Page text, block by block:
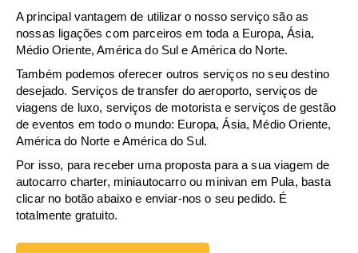
A principal vantagem de utilizar o nosso serviço são as
nossas ligações com parceiros em toda a Europa, Ásia,
Médio Oriente, América do Sul e América do Norte.
Também podemos oferecer outros serviços no seu destino
desejado. Serviços de transfer do aeroporto, serviços de
viagens de luxo, serviços de motorista e serviços de gestão
de eventos em todo o mundo: Europa, Ásia, Médio Oriente,
América do Norte e América do Sul.
Por isso, para receber uma proposta para a sua viagem de
autocarro charter, miniautocarro ou minivan em Pula, basta
clicar no botão abaixo e enviar-nos o seu pedido. É
totalmente gratuito.